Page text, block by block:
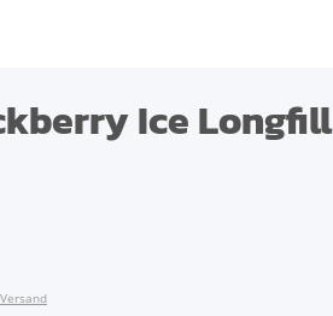
Ice Longfill
Versand